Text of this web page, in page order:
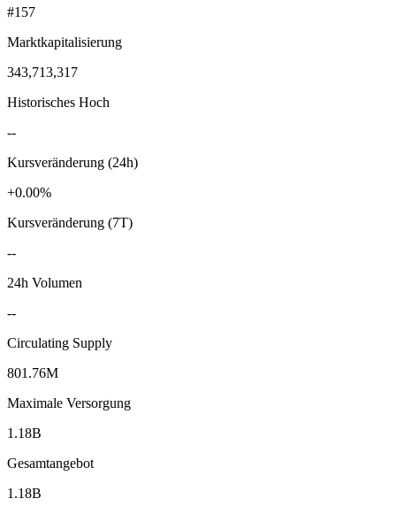
#157
Marktkapitalisierung
343,713,317
Historisches Hoch
--
Kursveränderung (24h)
+0.00%
Kursveränderung (7T)
--
24h Volumen
--
Circulating Supply
801.76M
Maximale Versorgung
1.18B
Gesamtangebot
1.18B